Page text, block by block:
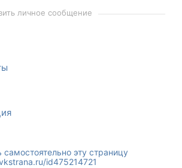
личное сообщение
самостоятельно эту страницу
id475214721